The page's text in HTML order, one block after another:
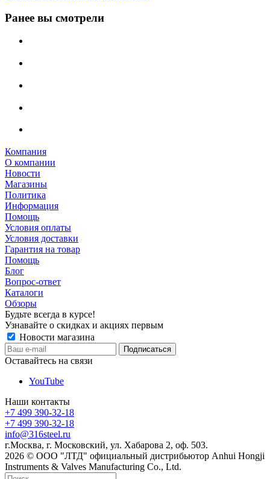
Ранее вы смотрели
Компания
О компании
Новости
Магазины
Политика
Информация
Помощь
Условия оплаты
Условия доставки
Гарантия на товар
Помощь
Блог
Вопрос-ответ
Каталоги
Обзоры
Будьте всегда в курсе!
Узнавайте о скидках и акциях первым
Новости магазина
Оставайтесь на связи
YouTube
Наши контакты
+7 499 390-32-18
+7 499 390-32-18
info@316steel.ru
г.Москва, г. Московский, ул. Хабарова 2, оф. 503.
2026 © ООО "ЛТД" официальный дистрибьютор Anhui Hongji
Instruments & Valves Manufacturing Co., Ltd.